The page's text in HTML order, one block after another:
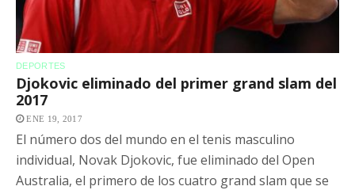
DEPORTES
Djokovic eliminado del primer grand slam del
2017
ENE 19, 2017
El número dos del mundo en el tenis masculino
individual, Novak Djokovic, fue eliminado del Open
Australia, el primero de los cuatro grand slam que se